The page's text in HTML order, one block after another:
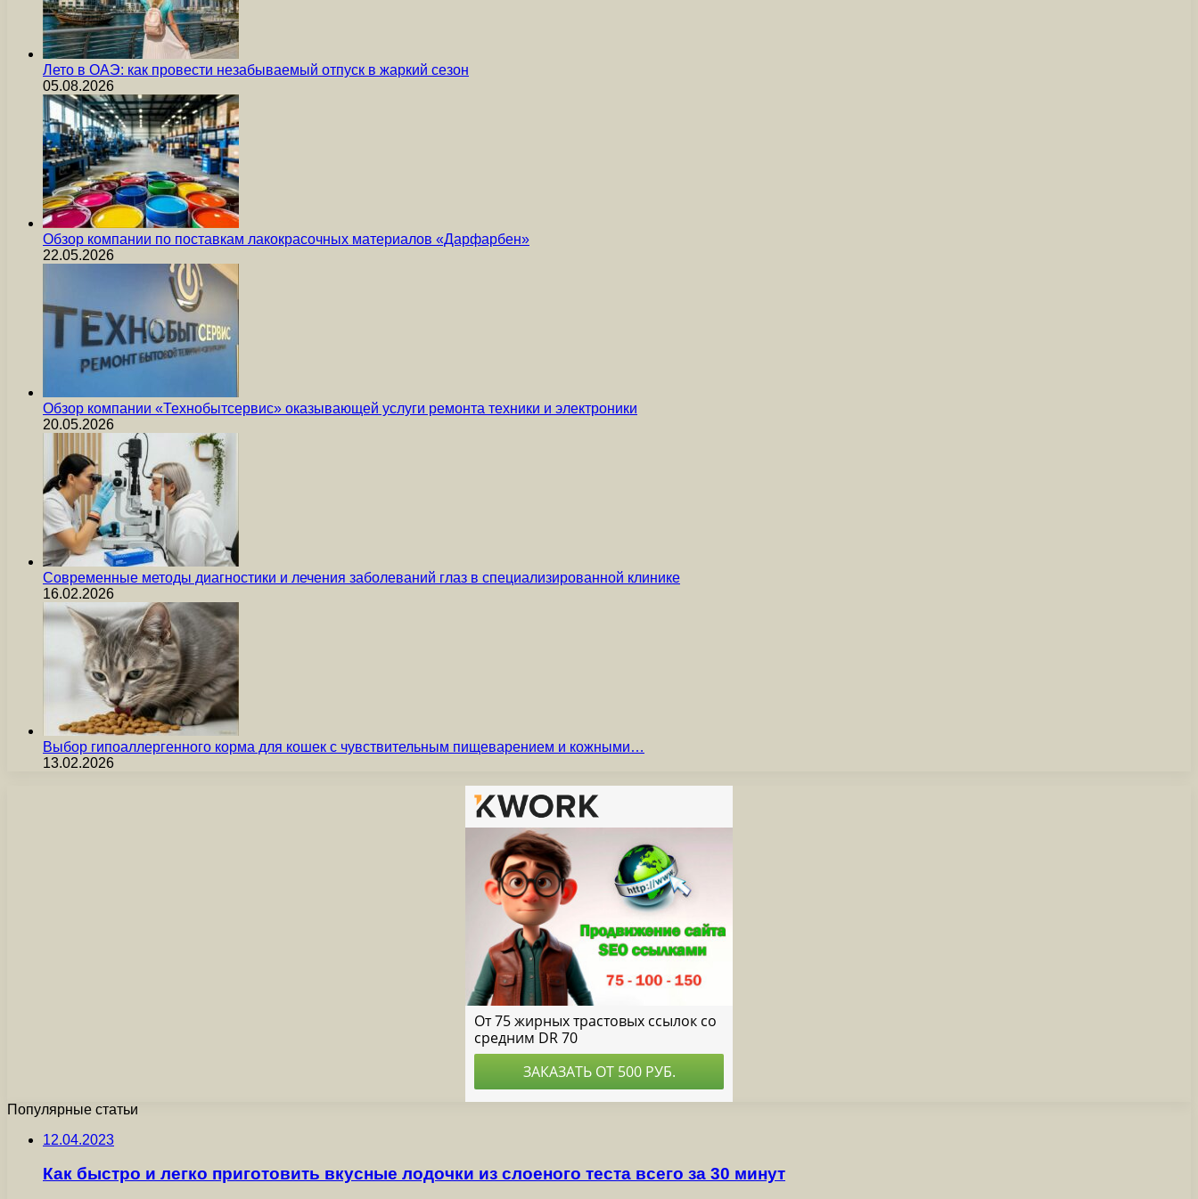
Лето в ОАЭ: как провести незабываемый отпуск в жаркий сезон
05.08.2026
Обзор компании по поставкам лакокрасочных материалов «Дарфарбен»
22.05.2026
Обзор компании «Технобытсервис» оказывающей услуги ремонта техники и электроники
20.05.2026
Современные методы диагностики и лечения заболеваний глаз в специализированной клинике
16.02.2026
Выбор гипоаллергенного корма для кошек с чувствительным пищеварением и кожными…
13.02.2026
Популярные статьи
12.04.2023
Как быстро и легко приготовить вкусные лодочки из слоеного теста всего за 30 минут